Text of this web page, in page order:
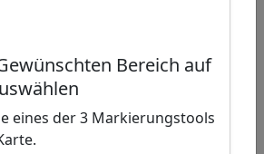
Bereich auf
eines der 3 Markierungstools